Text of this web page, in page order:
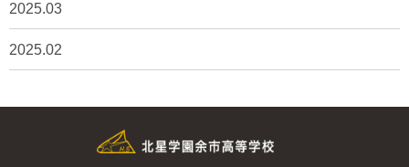
2025.03
2025.02